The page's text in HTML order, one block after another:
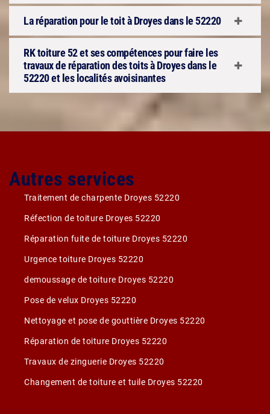
La réparation pour le toit à Droyes dans le 52220
RK toiture 52 et ses compétences pour faire les
travaux de réparation des toits à Droyes dans le
52220 et les localités avoisinantes
Autres services
Traitement de charpente Droyes 52220
Réfection de toiture Droyes 52220
Réparation fuite de toiture Droyes 52220
Urgence toiture Droyes 52220
demoussage de toiture Droyes 52220
Pose de velux Droyes 52220
Nettoyage et pose de gouttière Droyes 52220
Réparation de toiture Droyes 52220
Travaux de zinguerie Droyes 52220
Changement de toiture et tuile Droyes 52220